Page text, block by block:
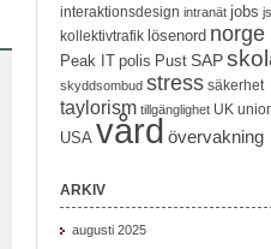
interaktionsdesign intranät jobs
kollektivtrafik lösenord norge
Peak IT polis Pust SAP
skyddsombud stress säkerhet
taylorism tillgänglighet UK
USA vård övervakning
ARKIV
augusti 2025